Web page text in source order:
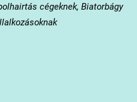
cégeknek, Biatorbágy